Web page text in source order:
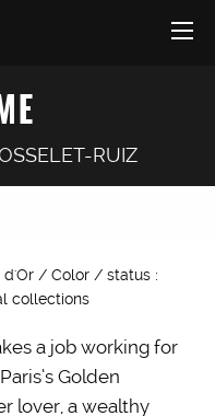
RUIZ
d'Or / Color / status :
collections
a job working for
Golden
lover, a wealthy